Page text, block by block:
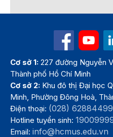
Cơ sở 1: 227 đường Nguyễn
Thành phố Hồ Chí Minh
Cơ sở 2: Khu đô thị Đại học
Minh, Phường Đông Hoà,
Điện thoại: (028) 62884499
Hotline tuyển sinh:
Email:info@hcmus.edu.vn